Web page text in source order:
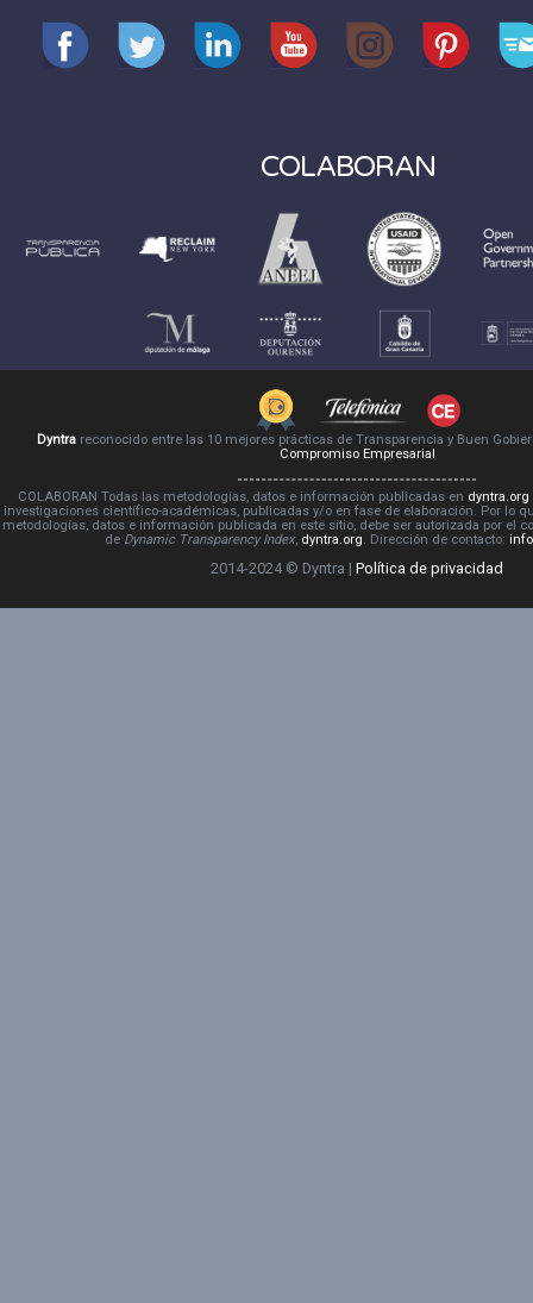
COLABORAN
Dyntrareconocido entre las 10 mejores prácticas de Transparencia y Buen
Compromiso Empresarial
COLABORAN Todas las metodologías, datos e información publicadas en dyntra.org
investigaciones científico-académicas, publicadas y/o en fase de elaboración. Por lo
metodologías, datos e información publicada en este sitio, debe ser autorizada por el
de Dynamic Transparency Index, dyntra.org. Dirección de contacto:
2014-2024 © Dyntra | Política de privacidad